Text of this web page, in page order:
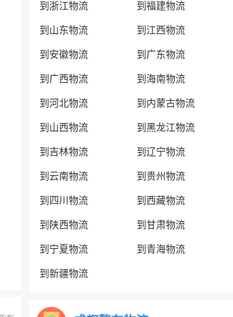
到浙江物流 到福建物流
到山东物流 到江西物流
到安徽物流 到广东物流
到广西物流 到海南物流
到河北物流 到内蒙古物流
到山西物流 到黑龙江物流
到吉林物流 到辽宁物流
到云南物流 到贵州物流
到四川物流 到西藏物流
到陕西物流 到甘肃物流
到宁夏物流 到青海物流
到新疆物流